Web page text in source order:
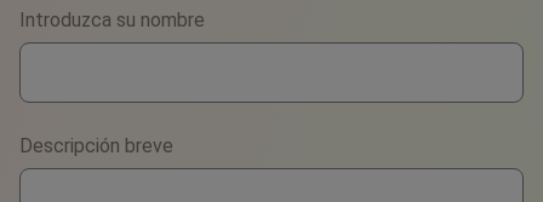
WhatsApp
Viber
Telegram
Introduzca su nombre
Descripción breve